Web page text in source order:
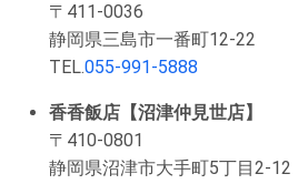
〒411-0036
静岡県三島市一番町12-22
TEL.055-991-5888
香香飯店【沼津仲見世店】
〒410-0801
静岡県沼津市大手町5丁目2-12